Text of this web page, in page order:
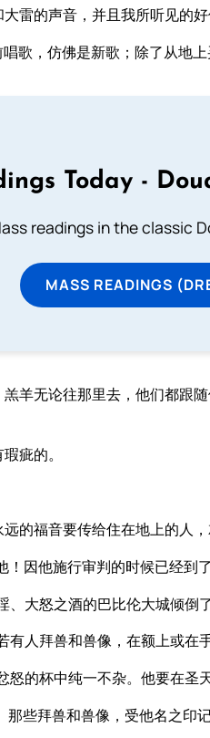
雷的声音，并且我所听见的好
歌，仿佛是新歌；除了从地
Today -
readings in the classic
MASS READINGS
羊无论往那里去，他们都跟
疵的。
的福音要传给住在地上的人，
！因他施行审判的时候已经到
、大怒之酒的巴比伦大城倾倒
人拜兽和兽像，在额上或在
的杯中纯一不杂。他要在圣
些拜兽和兽像，受他名之印